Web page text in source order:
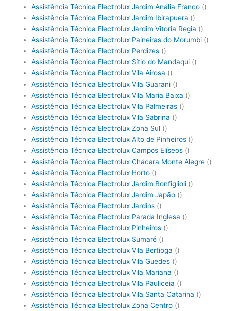
Assistência Técnica Electrolux Jardim Anália Franco ()
Assistência Técnica Electrolux Jardim Ibirapuera ()
Assistência Técnica Electrolux Jardim Vitoria Regia ()
Assistência Técnica Electrolux Paineiras do Morumbi ()
Assistência Técnica Electrolux Perdizes ()
Assistência Técnica Electrolux Sítio do Mandaqui ()
Assistência Técnica Electrolux Vila Airosa ()
Assistência Técnica Electrolux Vila Guarani ()
Assistência Técnica Electrolux Vila Maria Baixa ()
Assistência Técnica Electrolux Vila Palmeiras ()
Assistência Técnica Electrolux Vila Sabrina ()
Assistência Técnica Electrolux Zona Sul ()
Assistência Técnica Electrolux Alto de Pinheiros ()
Assistência Técnica Electrolux Campos Elíseos ()
Assistência Técnica Electrolux Chácara Monte Alegre ()
Assistência Técnica Electrolux Horto ()
Assistência Técnica Electrolux Jardim Bonfiglioli ()
Assistência Técnica Electrolux Jardim Japão ()
Assistência Técnica Electrolux Jardins ()
Assistência Técnica Electrolux Parada Inglesa ()
Assistência Técnica Electrolux Pinheiros ()
Assistência Técnica Electrolux Sumaré ()
Assistência Técnica Electrolux Vila Bertioga ()
Assistência Técnica Electrolux Vila Guedes ()
Assistência Técnica Electrolux Vila Mariana ()
Assistência Técnica Electrolux Vila Pauliceia ()
Assistência Técnica Electrolux Vila Santa Catarina ()
Assistência Técnica Electrolux Zona Centro ()